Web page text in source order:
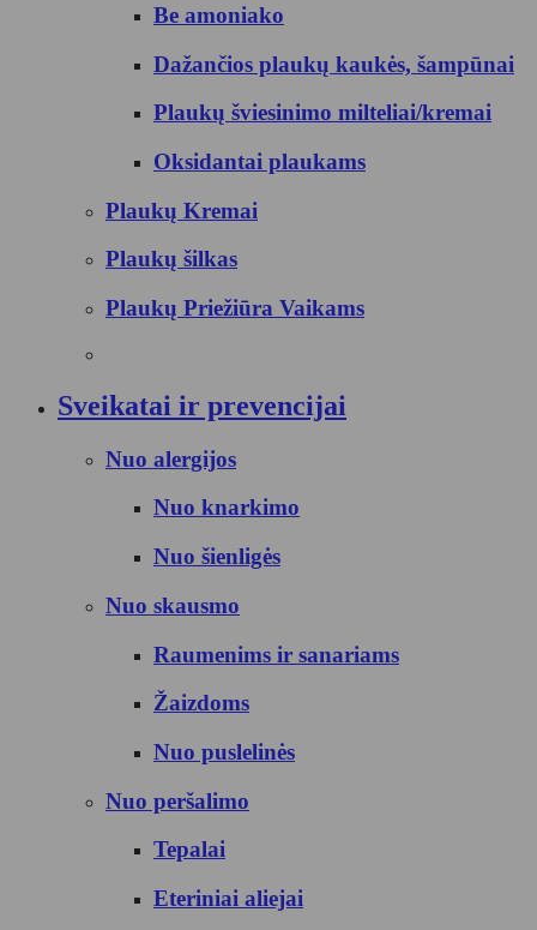
Be amoniako
Dažančios plaukų kaukės, šampūnai
Plaukų šviesinimo milteliai/kremai
Oksidantai plaukams
Plaukų Kremai
Plaukų šilkas
Plaukų Priežiūra Vaikams
Sveikatai ir prevencijai
Nuo alergijos
Nuo knarkimo
Nuo šienligės
Nuo skausmo
Raumenims ir sanariams
Žaizdoms
Nuo puslelinės
Nuo peršalimo
Tepalai
Eteriniai aliejai